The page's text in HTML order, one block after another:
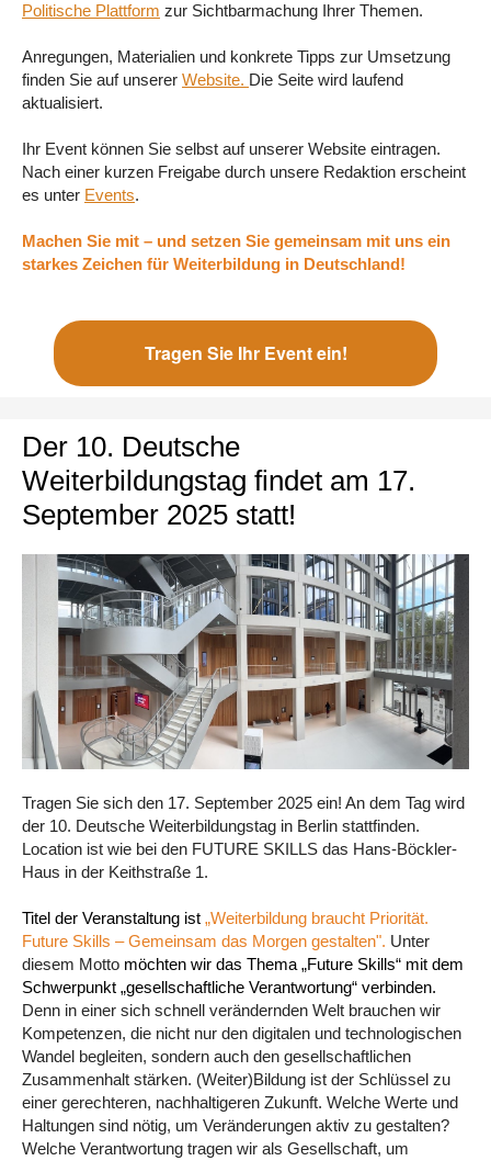
Politische Plattform zur Sichtbarmachung Ihrer Themen.
Anregungen, Materialien und konkrete Tipps zur Umsetzung
finden Sie auf unserer Website. Die Seite wird laufend
aktualisiert.
Ihr Event können Sie selbst auf unserer Website eintragen.
Nach einer kurzen Freigabe durch unsere Redaktion erscheint
es unter Events.
Machen Sie mit – und setzen Sie gemeinsam mit uns ein
starkes Zeichen für Weiterbildung in Deutschland!
Tragen Sie Ihr Event ein!
Der 10. Deutsche
Weiterbildungstag findet am 17.
September 2025 statt!
Tragen Sie sich den 17. September 2025 ein! An dem Tag wird
der 10. Deutsche Weiterbildungstag in Berlin stattfinden.
Location ist wie bei den FUTURE SKILLS das Hans-Böckler-
Haus in der Keithstraße 1.
Titel der Veranstaltung ist „Weiterbildung braucht Priorität.
Future Skills – Gemeinsam das Morgen gestalten". Unter
diesem Motto möchten wir das Thema „Future Skills“ mit dem
Schwerpunkt „gesellschaftliche Verantwortung“ verbinden.
Denn in einer sich schnell verändernden Welt brauchen wir
Kompetenzen, die nicht nur den digitalen und technologischen
Wandel begleiten, sondern auch den gesellschaftlichen
Zusammenhalt stärken. (Weiter)Bildung ist der Schlüssel zu
einer gerechteren, nachhaltigeren Zukunft. Welche Werte und
Haltungen sind nötig, um Veränderungen aktiv zu gestalten?
Welche Verantwortung tragen wir als Gesellschaft, um